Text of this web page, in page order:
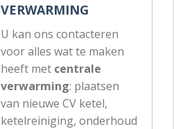
VERWARMING
U kan ons contacteren
voor alles wat te maken
heeft met centrale
verwarming: plaatsen
van nieuwe CV ketel,
ketelreiniging, onderhoud